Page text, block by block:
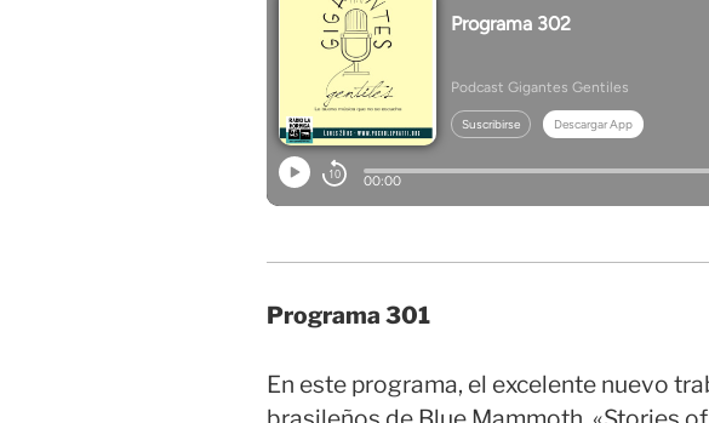
Programa 301
En este programa, el excelente nuevo